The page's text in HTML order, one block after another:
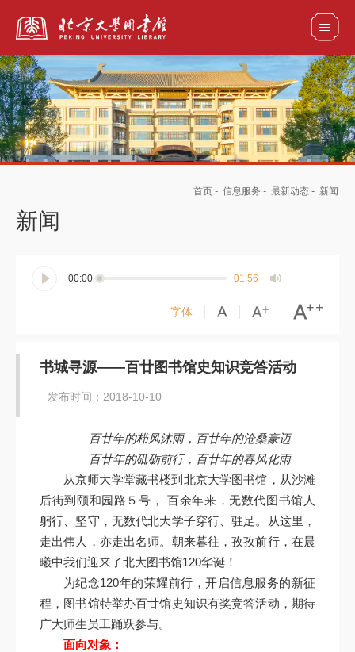
全部资源
首页 - 信息服务 - 最新动态 - 新闻
新闻
00:00 01:56
字体
书城寻源——百廿图书馆史知识竞答活动
发布时间：2018-10-10
百廿年的栉风沐雨，百廿年的沧桑豪迈
百廿年的砥砺前行，百廿年的春风化雨
从京师大学堂藏书楼到北京大学图书馆，从沙滩
后街到颐和园路５号， 百余年来，无数代图书馆人
躬行、坚守，无数代北大学子穿行、驻足。从这里，
走出伟人，亦走出名师。朝来暮往，孜孜前行，在晨
曦中我们迎来了北大图书馆120华诞！
为纪念120年的荣耀前行，开启信息服务的新征
程，图书馆特举办百廿馆史知识有奖竞答活动，期待
广大师生员工踊跃参与。
面向对象：